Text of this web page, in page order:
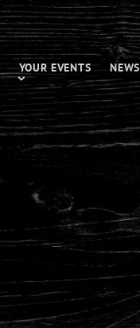
YOUR EVENTS NEWS